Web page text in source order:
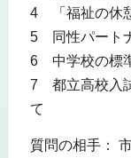
4 「福祉の休
5 同性パート
6 中学校の標
7 都立高校入
て
質問の相手：